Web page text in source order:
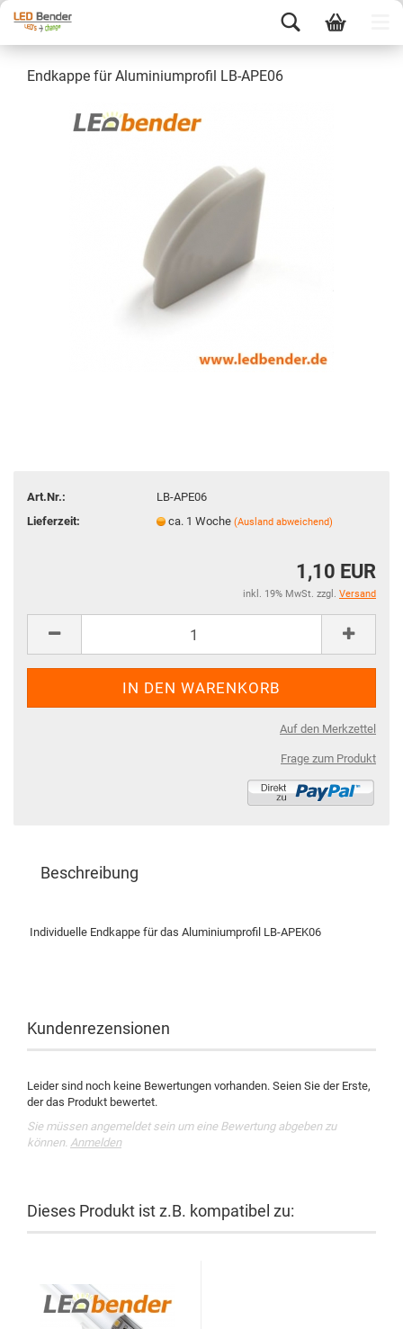
Endkappe für Aluminiumprofil LB-APE06
Art.Nr.:
LB-APE06
Lieferzeit:
ca. 1 Woche(Ausland abweichend)
1,10 EUR
inkl. 19% MwSt. zzgl. Versand
Auf den Merkzettel
Frage zum Produkt
Beschreibung
Individuelle Endkappe für das Aluminiumprofil LB-APEK06
Kundenrezensionen
Leider sind noch keine Bewertungen vorhanden. Seien Sie der Erste,
der das Produkt bewertet.
Sie müssen angemeldet sein um eine Bewertung abgeben zu
können. Anmelden
Dieses Produkt ist z.B. kompatibel zu: